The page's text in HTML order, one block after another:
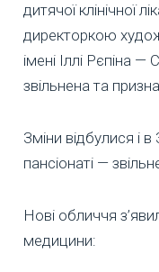
дитячої клінічної
директоркою
імені Іллі Рєпіна
звільнена та
Зміни відбулися і
пансіонаті —
Нові обличчя
медицини: